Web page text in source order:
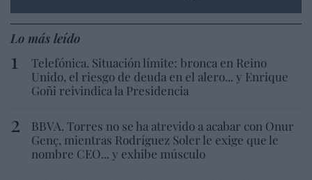
Lo más leído
Telefónica. Situación límite: bronca en Reino
Unido, el riesgo de deuda en el alero... y Enrique
Goñi reivindica la Presidencia
BBVA. Torres no se ha atrevido a acabar con Onur
Genç, mientras Rodríguez Soler le exige que le
nombre CEO... y exhibe músculo